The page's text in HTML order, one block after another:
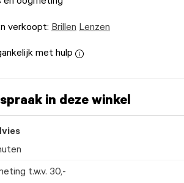
verkoopt: Brillen Lenzen
met hulp
in deze winkel
t.w.v. 30,-